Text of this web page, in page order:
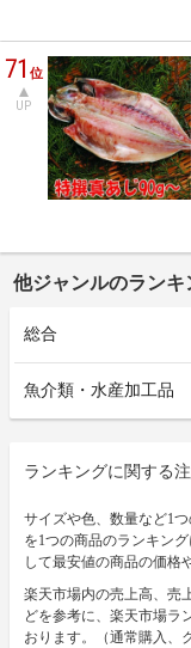
71位
UP
他ジャンルのランキ
総合
魚介類・水産加工品
ランキングに関する
サイズや色、数量など1
を1つの商品のランキン
して最安値の商品の価格
楽天市場内の売上高、売
どを参考に、楽天市場ラ
おります。（通常購入、